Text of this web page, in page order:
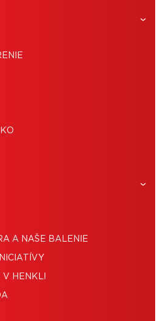
​​A NAŠE BALENIE
HENKLI